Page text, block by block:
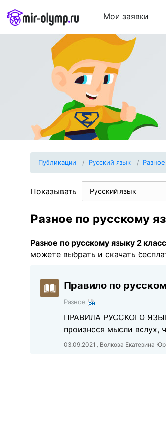
Мои заявки
Публикации Русский язык Разное
Показывать Русский язык
Разное по русскому
Разное по русскому языку 2 класс
можете выбрать и скачать
Правило по
Разное
ПРАВИЛА РУССКОГО
произнося мысли
03.09.2021 , Волкова Екатерина